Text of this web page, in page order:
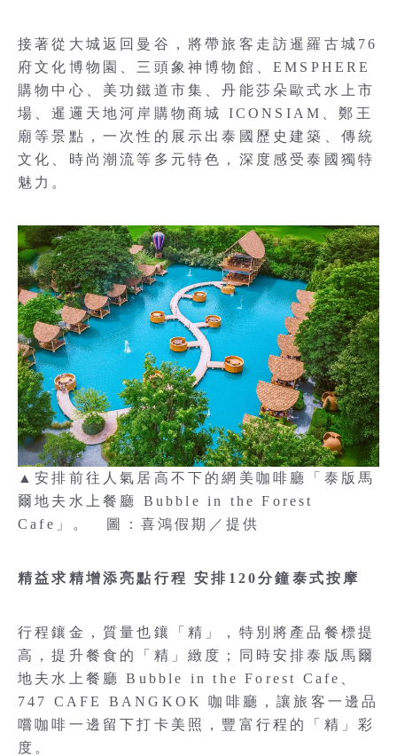
接著從大城返回曼谷，將帶旅客走訪暹羅古城76
府文化博物園、三頭象神博物館、EMSPHERE
購物中心、美功鐵道市集、丹能莎朵歐式水上市
場、暹邏天地河岸購物商城 ICONSIAM、鄭王
廟等景點，一次性的展示出泰國歷史建築、傳統
文化、時尚潮流等多元特色，深度感受泰國獨特
魅力。
▲安排前往人氣居高不下的網美咖啡廳「泰版馬
爾地夫水上餐廳 Bubble in the Forest
Cafe」。 圖：喜鴻假期／提供
精益求精增添亮點行程 安排120分鐘泰式按摩
行程鑲金，質量也鑲「精」，特別將產品餐標提
高，提升餐食的「精」緻度；同時安排泰版馬爾
地夫水上餐廳 Bubble in the Forest Cafe、
747 CAFE BANGKOK 咖啡廳，讓旅客一邊品
嚐咖啡一邊留下打卡美照，豐富行程的「精」彩
度。